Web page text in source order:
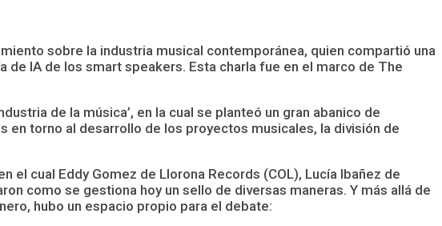
sobre la industria musical contemporánea, quien compartió una
IA de los smart speakers. Esta charla fue en el marco de The
de la música’, en la cual se planteó un gran abanico de
en torno al desarrollo de los proyectos musicales, la división de
cual Eddy Gomez de Llorona Records (COL), Lucía Ibañez de
como se gestiona hoy un sello de diversas maneras. Y más allá de
hubo un espacio propio para el debate: